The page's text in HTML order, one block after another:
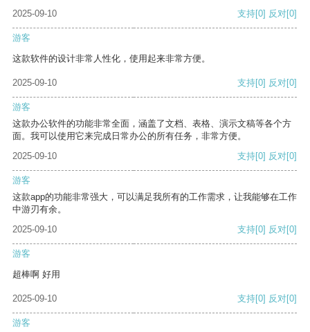
2025-09-10
支持[0] 反对[0]
游客
这款软件的设计非常人性化，使用起来非常方便。
2025-09-10 支持[0] 反对[0]
游客
这款办公软件的功能非常全面，涵盖了文档、表格、演示文稿等各个方
面。我可以使用它来完成日常办公的所有任务，非常方便。
2025-09-10
支持[0] 反对[0]
游客
这款app的功能非常强大，可以满足我所有的工作需求，让我能够在工作
中游刃有余。
2025-09-10
支持[0] 反对[0]
游客
超棒啊 好用
2025-09-10 支持[0] 反对[0]
游客